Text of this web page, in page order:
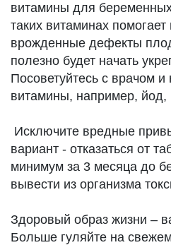
витамины для
таких витаминах помогает
врожденные дефекты
полезно будет начать
Посоветуйтесь с врачом и
витамины, например, йод,
Исключите вредные
вариант - отказаться от
минимум за 3 месяца до
вывести из организма
Здоровый образ жизни –
Больше гуляйте на